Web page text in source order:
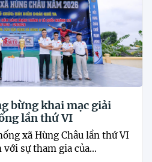
bừng khai mạc giải
lần thứ VI
xã Hùng Châu lần thứ VI
sự tham gia của...